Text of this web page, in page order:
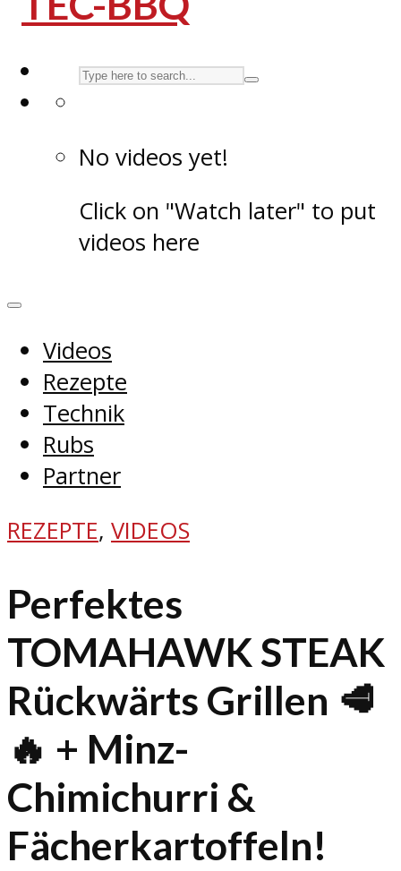
No videos yet!
Click on "Watch later" to put
videos here
Videos
Rezepte
Technik
Rubs
Partner
REZEPTE, VIDEOS
Perfektes
TOMAHAWK STEAK
Rückwärts Grillen 🥩
🔥 + Minz-
Chimichurri &
Fächerkartoffeln!